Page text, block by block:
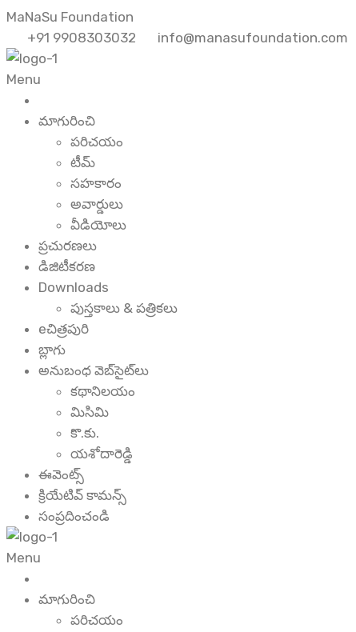
MaNaSu Foundation
+91 9908303032
info@manasufoundation.com
Menu
మాగురించి
పరిచయం
టీమ్
సహకారం
అవార్డులు
వీడియోలు
ప్రచురణలు
డిజిటీకరణ
Downloads
పుస్తకాలు & పత్రికలు
eచిత్రపురి
బ్లాగు
అనుబంధ వెబ్‌సైట్‌లు
కథానిలయం
మిసిమి
కొ.కు.
యశోదారెడ్డి
ఈవెంట్స్
క్రియేటివ్ కామన్స్
సంప్రదించండి
Menu
మాగురించి
పరిచయం